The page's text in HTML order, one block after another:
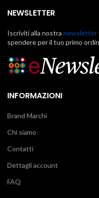
NEWSLETTER
Iscriviti alla nostra newsletter
spendere per il tuo primo
INFORMAZIONI
Brand Marchi
Chi siamo
Contatti
Dettagli account
FAQ